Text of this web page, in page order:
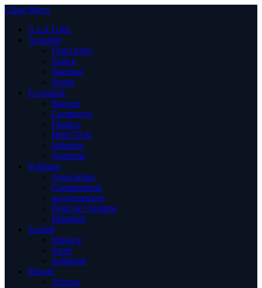
Close Menu
A LA UNE
Actualité
Flash Infos
Justice
National
Sports
Economie
Banque
Commerce
Finance
High-Tech
Industrie
Tourisme
Politique
Association
Communiqué
gouvernement
Droit de l’homme
Ministère
Société
Enfance
Santé
Solidarité
Monde
Afrique